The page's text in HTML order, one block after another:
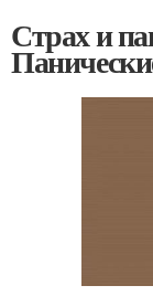
Страх и